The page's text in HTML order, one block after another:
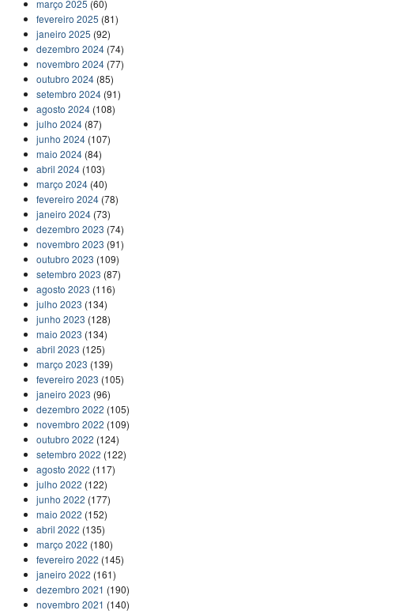
março 2025 (60)
fevereiro 2025 (81)
janeiro 2025 (92)
dezembro 2024 (74)
novembro 2024 (77)
outubro 2024 (85)
setembro 2024 (91)
agosto 2024 (108)
julho 2024 (87)
junho 2024 (107)
maio 2024 (84)
abril 2024 (103)
março 2024 (40)
fevereiro 2024 (78)
janeiro 2024 (73)
dezembro 2023 (74)
novembro 2023 (91)
outubro 2023 (109)
setembro 2023 (87)
agosto 2023 (116)
julho 2023 (134)
junho 2023 (128)
maio 2023 (134)
abril 2023 (125)
março 2023 (139)
fevereiro 2023 (105)
janeiro 2023 (96)
dezembro 2022 (105)
novembro 2022 (109)
outubro 2022 (124)
setembro 2022 (122)
agosto 2022 (117)
julho 2022 (122)
junho 2022 (177)
maio 2022 (152)
abril 2022 (135)
março 2022 (180)
fevereiro 2022 (145)
janeiro 2022 (161)
dezembro 2021 (190)
novembro 2021 (140)